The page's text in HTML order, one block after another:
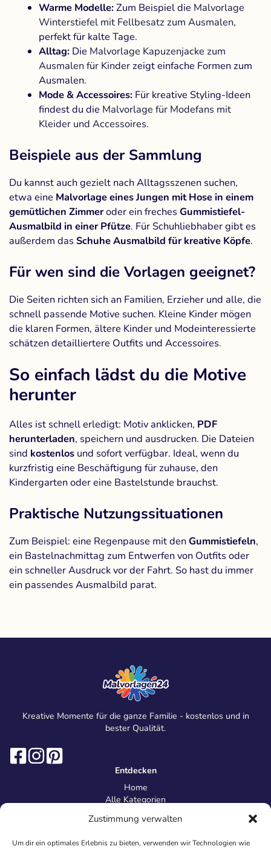
Zustimmung verwalten
Um dir ein optimales Erlebnis zu bieten, verwenden wir Technologien wie
Warme Modelle:Zum Beispiel die Malvorlage
Winterstiefel mit Fellbesatz zum Ausmalen,
perfekt für kalte Tage.
Alltag: Die Malvorlage Kapuzenjacke zum
Ausmalen für Kinderzeigt einfache Formen zum
Ausmalen.
Mode & Accessoires: Für kreative Styling-Ideen
findest du die Malvorlage für Modefans mit
Kleider und Accessoires.
Beispiele aus der Sammlung
Du kannst auch gezielt nach Alltagsszenen suchen,
etwa eine Malvorlage eines Jungen mit Hose in einem
gemütlichen Zimmeroder ein freches Gummistiefel-
Ausmalbild in einer Pfütze. Für Schuhliebhaber gibt es
außerdem das Schuhe Ausmalbild für kreative Köpfe.
Für wen sind die Vorlagen geeignet?
Die Seiten richten sich an Familien, Erzieher und alle, die
schnell passende Motive suchen. Kleine Kinder mögen
die klaren Formen, ältere Kinder und Modeinteressierte
schätzen detailliertere Outfits und Accessoires.
So einfach lädst du die Motive
herunter
Alles ist schnell erledigt: Motiv anklicken, PDF
herunterladen, speichern und ausdrucken. Die Dateien
sind kostenlos und sofort verfügbar. Ideal, wenn du
kurzfristig eine Beschäftigung für zuhause, den
Kindergarten oder eine Bastelstunde brauchst.
Praktische Nutzungssituationen
Zum Beispiel: eine Regenpause mit den Gummistiefeln,
ein Bastelnachmittag zum Entwerfen von Outfits oder
ein schneller Ausdruck vor der Fahrt. So hast du immer
ein passendes Ausmalbild parat.
Kreative Momente für die ganze Familie - kostenlos und in
bester Qualität.
Entdecken
Home
Alle Kategorien
Information
Über uns